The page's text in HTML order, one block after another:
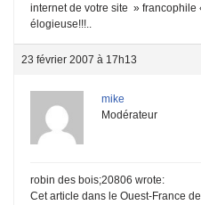
internet de votre site » francophile
élogieuse!!!..
23 février 2007 à 17h13
mike
Modérateur
robin des bois;20806 wrote:
Cet article dans le Ouest-France